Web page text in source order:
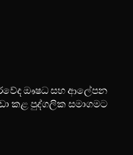
ඖෂධ සහ ආලේපන
කළ පුද්ගලික සමාගමට